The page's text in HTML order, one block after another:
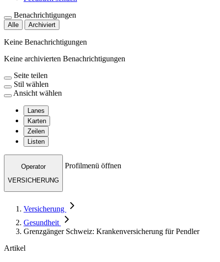
Benachrichtigungen
Alle Archiviert
Keine Benachrichtigungen
Keine archivierten Benachrichtigungen
Seite teilen
Stil wählen
Ansicht wählen
Lanes
Karten
Zeilen
Listen
Operator
VERSICHERUNG
Profilmenü öffnen
Versicherung
Gesundheit
Grenzgänger Schweiz: Krankenversicherung für Pendler
Artikel